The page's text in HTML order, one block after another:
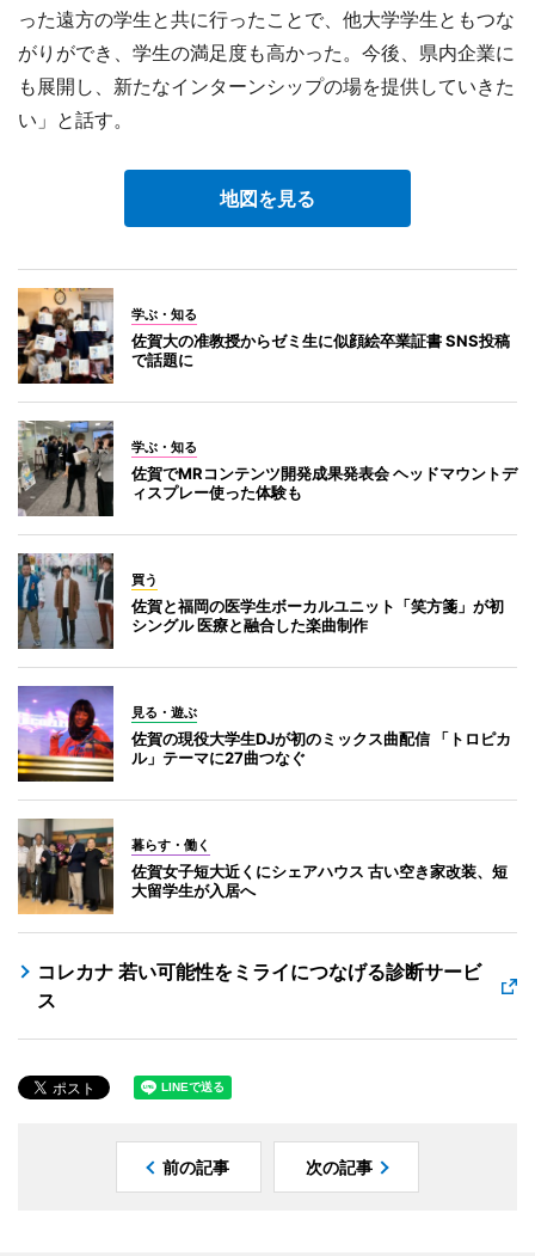
った遠方の学生と共に行ったことで、他大学学生ともつな
がりができ、学生の満足度も高かった。今後、県内企業に
も展開し、新たなインターンシップの場を提供していきた
い」と話す。
地図を見る
学ぶ・知る
佐賀大の准教授からゼミ生に似顔絵卒業証書 SNS投稿
で話題に
学ぶ・知る
佐賀でMRコンテンツ開発成果発表会 ヘッドマウントデ
ィスプレー使った体験も
買う
佐賀と福岡の医学生ボーカルユニット「笑方箋」が初
シングル 医療と融合した楽曲制作
見る・遊ぶ
佐賀の現役大学生DJが初のミックス曲配信 「トロピカ
ル」テーマに27曲つなぐ
暮らす・働く
佐賀女子短大近くにシェアハウス 古い空き家改装、短
大留学生が入居へ
コレカナ 若い可能性をミライにつなげる診断サービ
ス
前の記事 次の記事